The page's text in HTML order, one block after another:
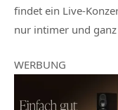
findet ein Live-
nur intimer und
WERBUNG